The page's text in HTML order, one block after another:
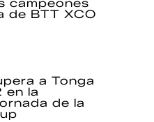
campeones
de BTT XCO
a Tonga
en la
de la